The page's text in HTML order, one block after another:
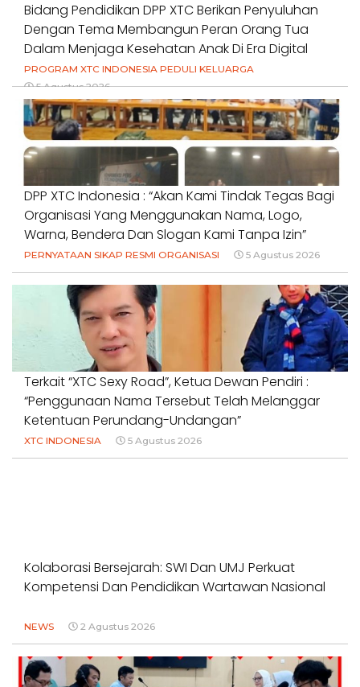
Bidang Pendidikan DPP XTC Berikan Penyuluhan
Dengan Tema Membangun Peran Orang Tua
Dalam Menjaga Kesehatan Anak Di Era Digital
PROGRAM XTC INDONESIA PEDULI KELUARGA
5 Agustus 2026
DPP XTC Indonesia : “Akan Kami Tindak Tegas Bagi
Organisasi Yang Menggunakan Nama, Logo,
Warna, Bendera Dan Slogan Kami Tanpa Izin”
PERNYATAAN SIKAP RESMI ORGANISASI 5 Agustus 2026
Terkait “XTC Sexy Road”, Ketua Dewan Pendiri :
“Penggunaan Nama Tersebut Telah Melanggar
Ketentuan Perundang-Undangan”
XTC INDONESIA 5 Agustus 2026
Kolaborasi Bersejarah: SWI Dan UMJ Perkuat
Kompetensi Dan Pendidikan Wartawan Nasional
NEWS 2 Agustus 2026